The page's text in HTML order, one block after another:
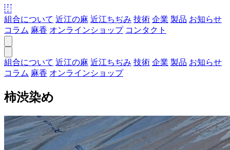
組合について 近江の麻 近江ちぢみ 技術 企業 製品 お知らせ
コラム 麻香 オンラインショップ コンタクト
組合について 近江の麻 近江ちぢみ 技術 企業 製品 お知らせ
コラム 麻香 オンラインショップ
柿渋染め